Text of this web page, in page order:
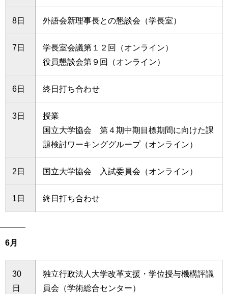
8日 外語会新理事長との懇談会（学長室）
7日
学長室会議第１２回（オンライン）
役員懇談会第９回（オンライン）
6日 終日打ち合わせ
3日
授業
国立大学協会 第４期中期目標期間に向けた課
題検討ワーキンググループ（オンライン）
2日 国立大学協会 入試委員会（オンライン）
1日 終日打ち合わせ
6月
30
日
独立行政法人大学改革支援・学位授与機構評議
員会（学術総合センター）